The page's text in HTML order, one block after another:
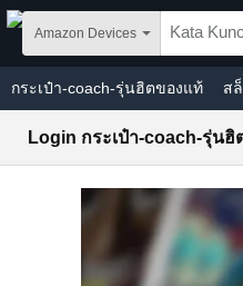
Skip to main content
Amazon Devices
กระเป๋า-coach-รุ่นฮิตของแท้ ส
Login กระเป๋า-coach-รุ่น